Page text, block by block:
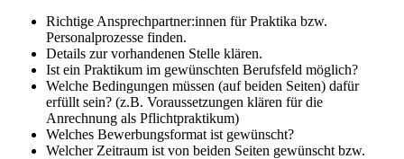
Richtige Ansprechpartner:innen für Praktika bzw.
Personalprozesse finden.
Details zur vorhandenen Stelle klären.
Ist ein Praktikum im gewünschten Berufsfeld möglich?
Welche Bedingungen müssen (auf beiden Seiten) dafür
erfüllt sein? (z.B. Voraussetzungen klären für die
Anrechnung als Pflichtpraktikum)
Welches Bewerbungsformat ist gewünscht?
Welcher Zeitraum ist von beiden Seiten gewünscht bzw.